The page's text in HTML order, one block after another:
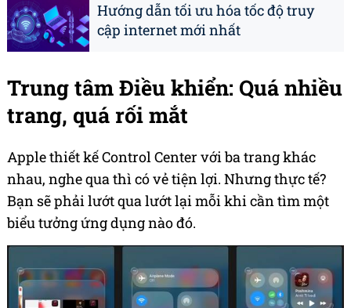
Hướng dẫn tối ưu hóa tốc độ truy
cập internet mới nhất
Trung tâm Điều khiển: Quá nhiều
trang, quá rối mắt
Apple thiết kế Control Center với ba trang khác
nhau, nghe qua thì có vẻ tiện lợi. Nhưng thực tế?
Bạn sẽ phải lướt qua lướt lại mỗi khi cần tìm một
biểu tưởng ứng dụng nào đó.